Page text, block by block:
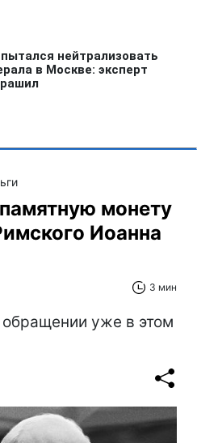
монету
Иоанна
3 мин
уже в этом